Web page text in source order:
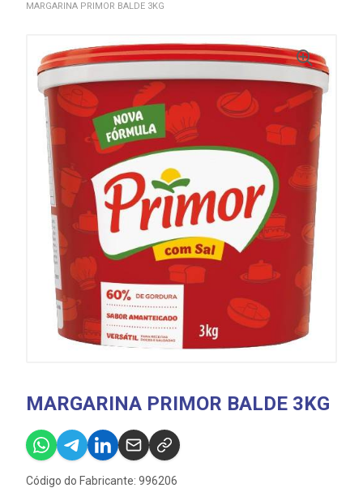
MARGARINA PRIMOR BALDE 3KG
MARGARINA PRIMOR BALDE 3KG
Código do Fabricante: 996206